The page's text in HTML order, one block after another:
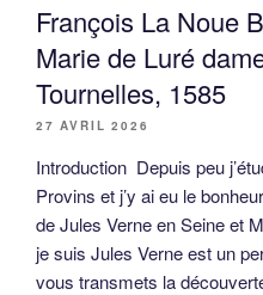
François La Noue
Marie de Luré
Tournelles, 1585
27 AVRIL 2026
Introduction Depuis peu
Provins et j’y ai eu le
de Jules Verne en Seine et
je suis Jules Verne est un
vous transmets la